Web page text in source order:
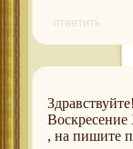
ответить
, на пишите